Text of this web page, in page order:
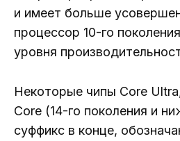
и имеет больше
процессор 10-го
уровня
Некоторые чипы Core
Core (14-го поколения и
суффикс в конце,